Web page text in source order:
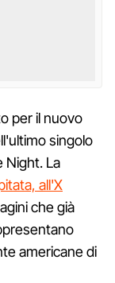
per il nuovo
singolo
Night. La
all'X
che già
americane di